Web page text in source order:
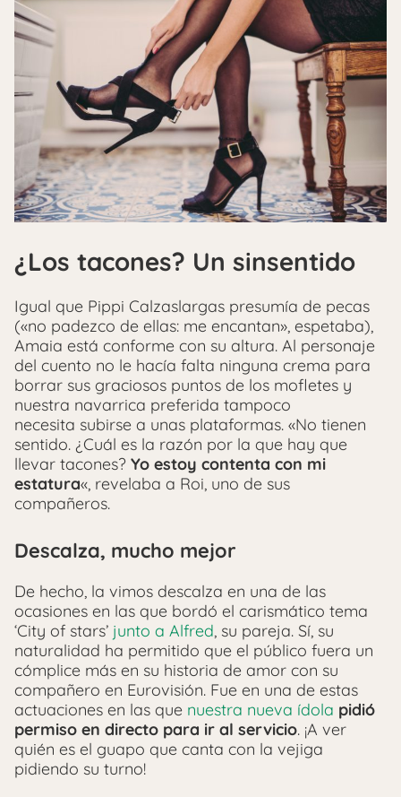
¿Los tacones? Un sinsentido
Igual que Pippi Calzaslargas presumía de pecas
(«no padezco de ellas: me encantan», espetaba),
Amaia está conforme con su altura. Al personaje
del cuento no le hacía falta ninguna crema para
borrar sus graciosos puntos de los mofletes y
nuestra navarrica preferida tampoco
necesita subirse a unas plataformas. «No tienen
sentido. ¿Cuál es la razón por la que hay que
llevar tacones? Yo estoy contenta con mi
estatura«, revelaba a Roi, uno de sus
compañeros.
Descalza, mucho mejor
De hecho, la vimos descalza en una de las
ocasiones en las que bordó el carismático tema
‘City of stars’ junto a Alfred, su pareja. Sí, su
naturalidad ha permitido que el público fuera un
cómplice más en su historia de amor con su
compañero en Eurovisión. Fue en una de estas
actuaciones en las que nuestra nueva ídola pidió
permiso en directo para ir al servicio. ¡A ver
quién es el guapo que canta con la vejiga
pidiendo su turno!